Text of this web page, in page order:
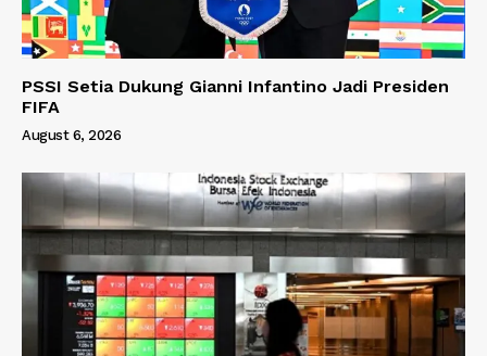
PSSI Setia Dukung Gianni Infantino Jadi Presiden
FIFA
August 6, 2026